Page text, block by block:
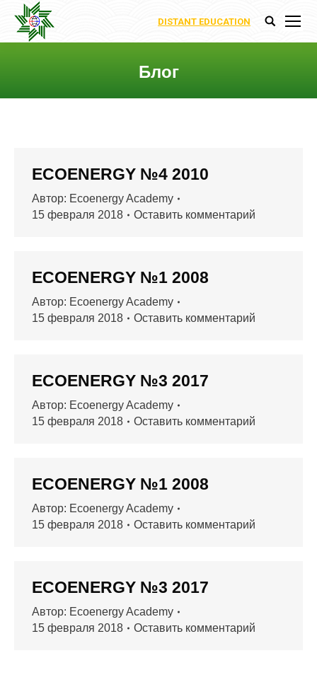
DISTANT EDUCATION Поиск:
Блог
ECOENERGY №4 2010
Автор: Ecoenergy Academy
15 февраля 2018
Оставить комментарий
ECOENERGY №1 2008
Автор: Ecoenergy Academy
15 февраля 2018
Оставить комментарий
ECOENERGY №3 2017
Автор: Ecoenergy Academy
15 февраля 2018
Оставить комментарий
ECOENERGY №1 2008
Автор: Ecoenergy Academy
15 февраля 2018
Оставить комментарий
ECOENERGY №3 2017
Автор: Ecoenergy Academy
15 февраля 2018
Оставить комментарий